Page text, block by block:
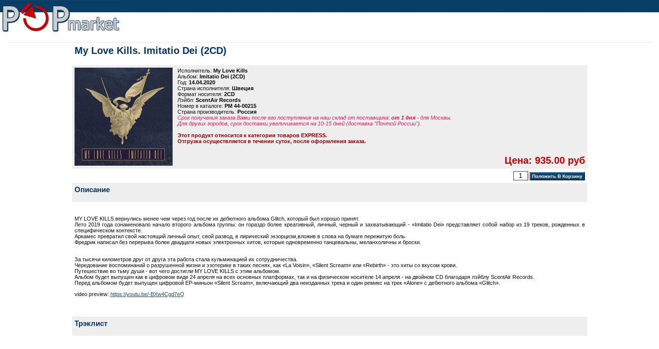
My Love Kills. Imitatio Dei (2CD)
Исполнитель: My Love Kills
Альбом: Imitatio Dei (2CD)
Год: 14.04.2020
Страна исполнителя: Швеция
Формат носителя: 2CD
Лэйбл: ScentAir Records
Номер в каталоге: PM 44-00215
Страна производитель: Россия
Срок получения заказа Вами после его поступления на наш склад от поставщика: от 1 дня- для Москвы.
Для других городов, срок доставки увеличивается на 10-15 дней (доставка "Почтой России").
Этот продукт относится к категории товаров EXPRESS.
Отгрузка осуществляется в течении суток, после оформления заказа.
Цена: 935.00 руб
Описание
MY LOVE KILLS вернулись менее чем через год после их дебютного альбома Glitch, который был хорошо принят.
Лето 2019 года ознаменовало начало второго альбома группы: он гораздо более креативный, личный, черный и захватывающий - «Imitatio Dei» представляет собой набор из 19 треков, рожденных в
специфическом контексте.
Аркамес превратил свой настоящий личный опыт, свой развод, в лирический экзорцизм,вложив в слова на бумаге пережитую боль.
Фредрик написал без перерыва более двадцати новых электронных хитов, которые одновременно танцевальны, меланхоличны и броски.
За тысячи километров друг от друга эта работа стала кульминацией их сотрудничества.
Чередование воспоминаний о разрушенной жизни и эзотерике в таких песнях, как «La Voisin», «Silent Scream» или «Rebirth» - это хиты со вкусом крови.
Путешествие во тьму души - вот чего достигли MY LOVE KILLS с этим альбомом.
Альбом будет выпущен как в цифровом виде 24 апреля на всех основных платформах, так и на физическом носителе 14 апреля - на двойном CD благодаря лэйблу ScentAir Records.
Перед альбомом будет выпущен цифровой EP-миньон «Silent Scream», включающий два неизданных трека и один ремикс на трек «Alone» с дебютного альбома «Glitch».
video preview: https://youtu.be/-BXw4Cgd7eQ
Трэклист